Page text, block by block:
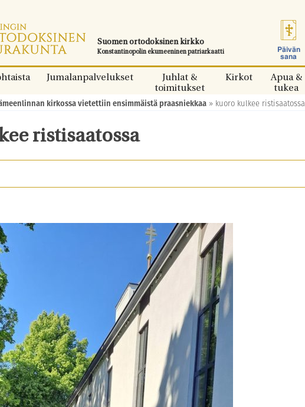
Suomen ortodoksinen kirkko
Konstantinopolin ekumeeninen patriarkaatti
Päivän
sana
Jumalanpalvelukset
Juhlat &
toimitukset
Kirkot
Apua &
tukea
kirkossa vietettiin ensimmäistä praasniekkaa » kuoro kulkee ristisaatossa
ristisaatossa